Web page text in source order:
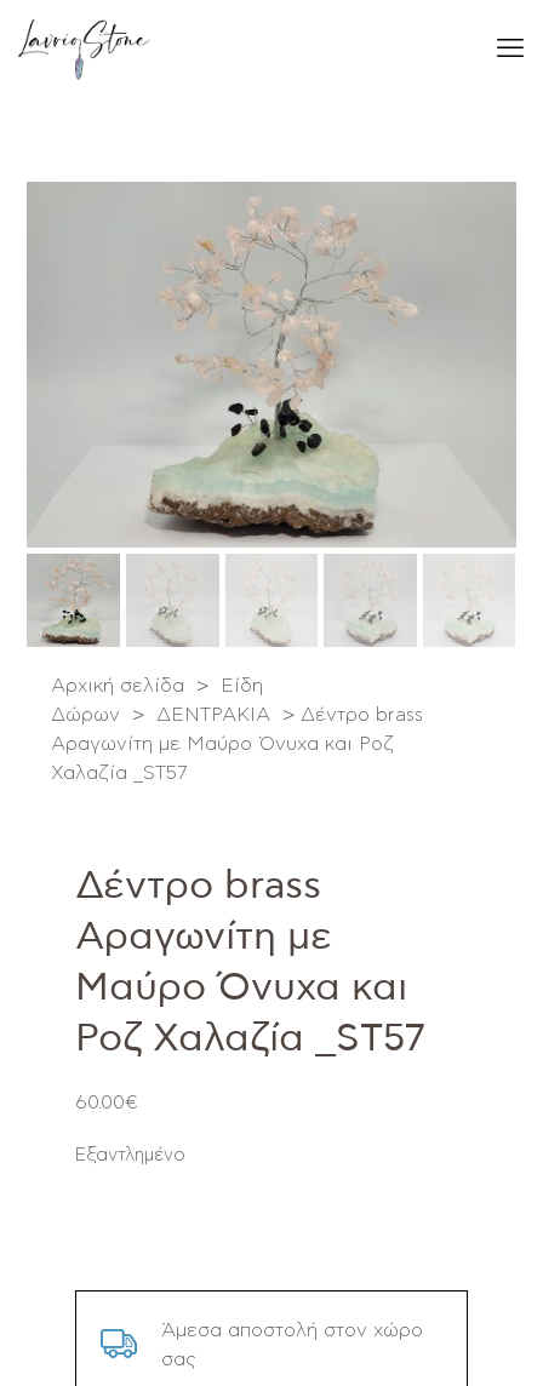
Αρχική σελίδα >
Είδη
Δώρων
> ΔΕΝΤΡΑΚΙΑ > Δέντρο brass
Αραγωνίτη με Μαύρο Όνυχα και Ροζ
Χαλαζία _ST57
Δέντρο brass
Αραγωνίτη με
Μαύρο Όνυχα και
Ροζ Χαλαζία _ST57
60.00€
Εξαντλημένο
Άμεσα αποστολή στον χώρο
σας